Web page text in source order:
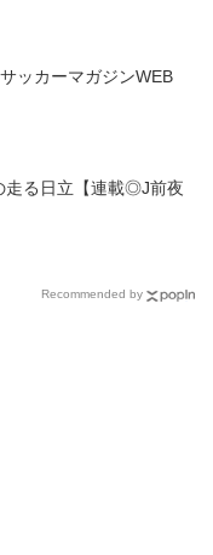
ッカーマガジンWEB
走る日立【連載◎J前夜
Recommended by